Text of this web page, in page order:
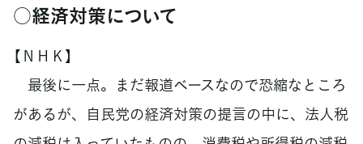
○経済対策について
【ＮＨＫ】
最後に一点。まだ報道ベースなので恐縮なところ
があるが、自民党の経済対策の提言の中に、法人税